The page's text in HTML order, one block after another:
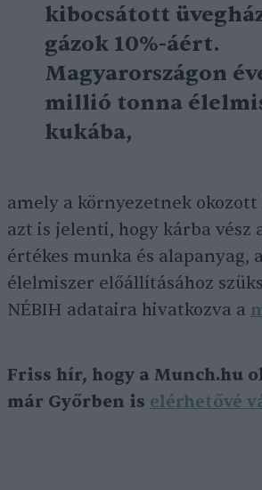
kibocsátott
gázok 10%-áért.
Magyarországon
millió tonna
kukába,
amely a környezetnek
azt is jelenti, hogy kárba vész
értékes munka és alapanyag,
élelmiszer előállításához
NÉBIH adataira hivatkozva a
Friss hír, hogy a Munch.hu
már Győrben is elérhetővé